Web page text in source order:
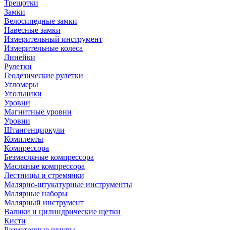
Трещотки
Замки
Велосипедные замки
Навесные замки
Измерительный инструмент
Измерительные колеса
Линейки
Рулетки
Геодезические рулетки
Угломеры
Угольники
Уровни
Магнитные уровни
Уровни
Штангенциркули
Комплекты
Компрессора
Безмасляные компрессора
Масляные компрессора
Лестницы и стремянки
Малярно-штукатурные инструменты
Малярные наборы
Малярный инструмент
Валики и цилиндрические щетки
Кисти